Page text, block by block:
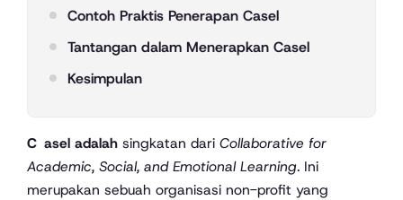
Contoh Praktis Penerapan Casel
Tantangan dalam Menerapkan Casel
Kesimpulan
Casel adalahsingkatan dari Collaborative for
Academic, Social, and Emotional Learning. Ini
merupakan sebuah organisasi non-profit yang